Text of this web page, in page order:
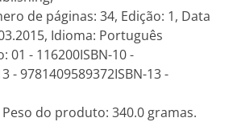
de páginas: 34, Edição: 1, Data
Idioma: Português
- 116200ISBN-10 -
- 9781409589372ISBN-13 -
do produto: 340.0 gramas.